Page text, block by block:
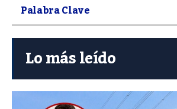
Lo más leído